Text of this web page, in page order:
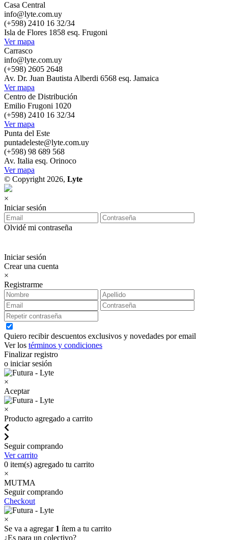
Casa Central
info@lyte.com.uy
(+598) 2410 16 32/34
Isla de Flores 1858 esq. Frugoni
Ver mapa
Carrasco
info@lyte.com.uy
(+598) 2605 2648
Av. Dr. Juan Bautista Alberdi 6568 esq. Jamaica
Ver mapa
Centro de Distribución
Emilio Frugoni 1020
(+598) 2410 16 32/34
Ver mapa
Punta del Este
puntadeleste@lyte.com.uy
(+598) 98 689 568
Av. Italia esq. Orinoco
Ver mapa
© Copyright 2026, Lyte
×
Iniciar sesión
Olvidé mi contraseña
Iniciar sesión
Crear una cuenta
×
Registrarme
Quiero recibir descuentos exclusivos y novedades por email
Ver los términos y condiciones
Finalizar registro
o iniciar sesión
×
Aceptar
×
Producto agregado a carrito
Seguir comprando
Ver carrito
0 item(s) agregado tu carrito
×
MUTMA
Seguir comprando
Checkout
×
Se va a agregar 1 ítem a tu carrito
¿Es para un colectivo?